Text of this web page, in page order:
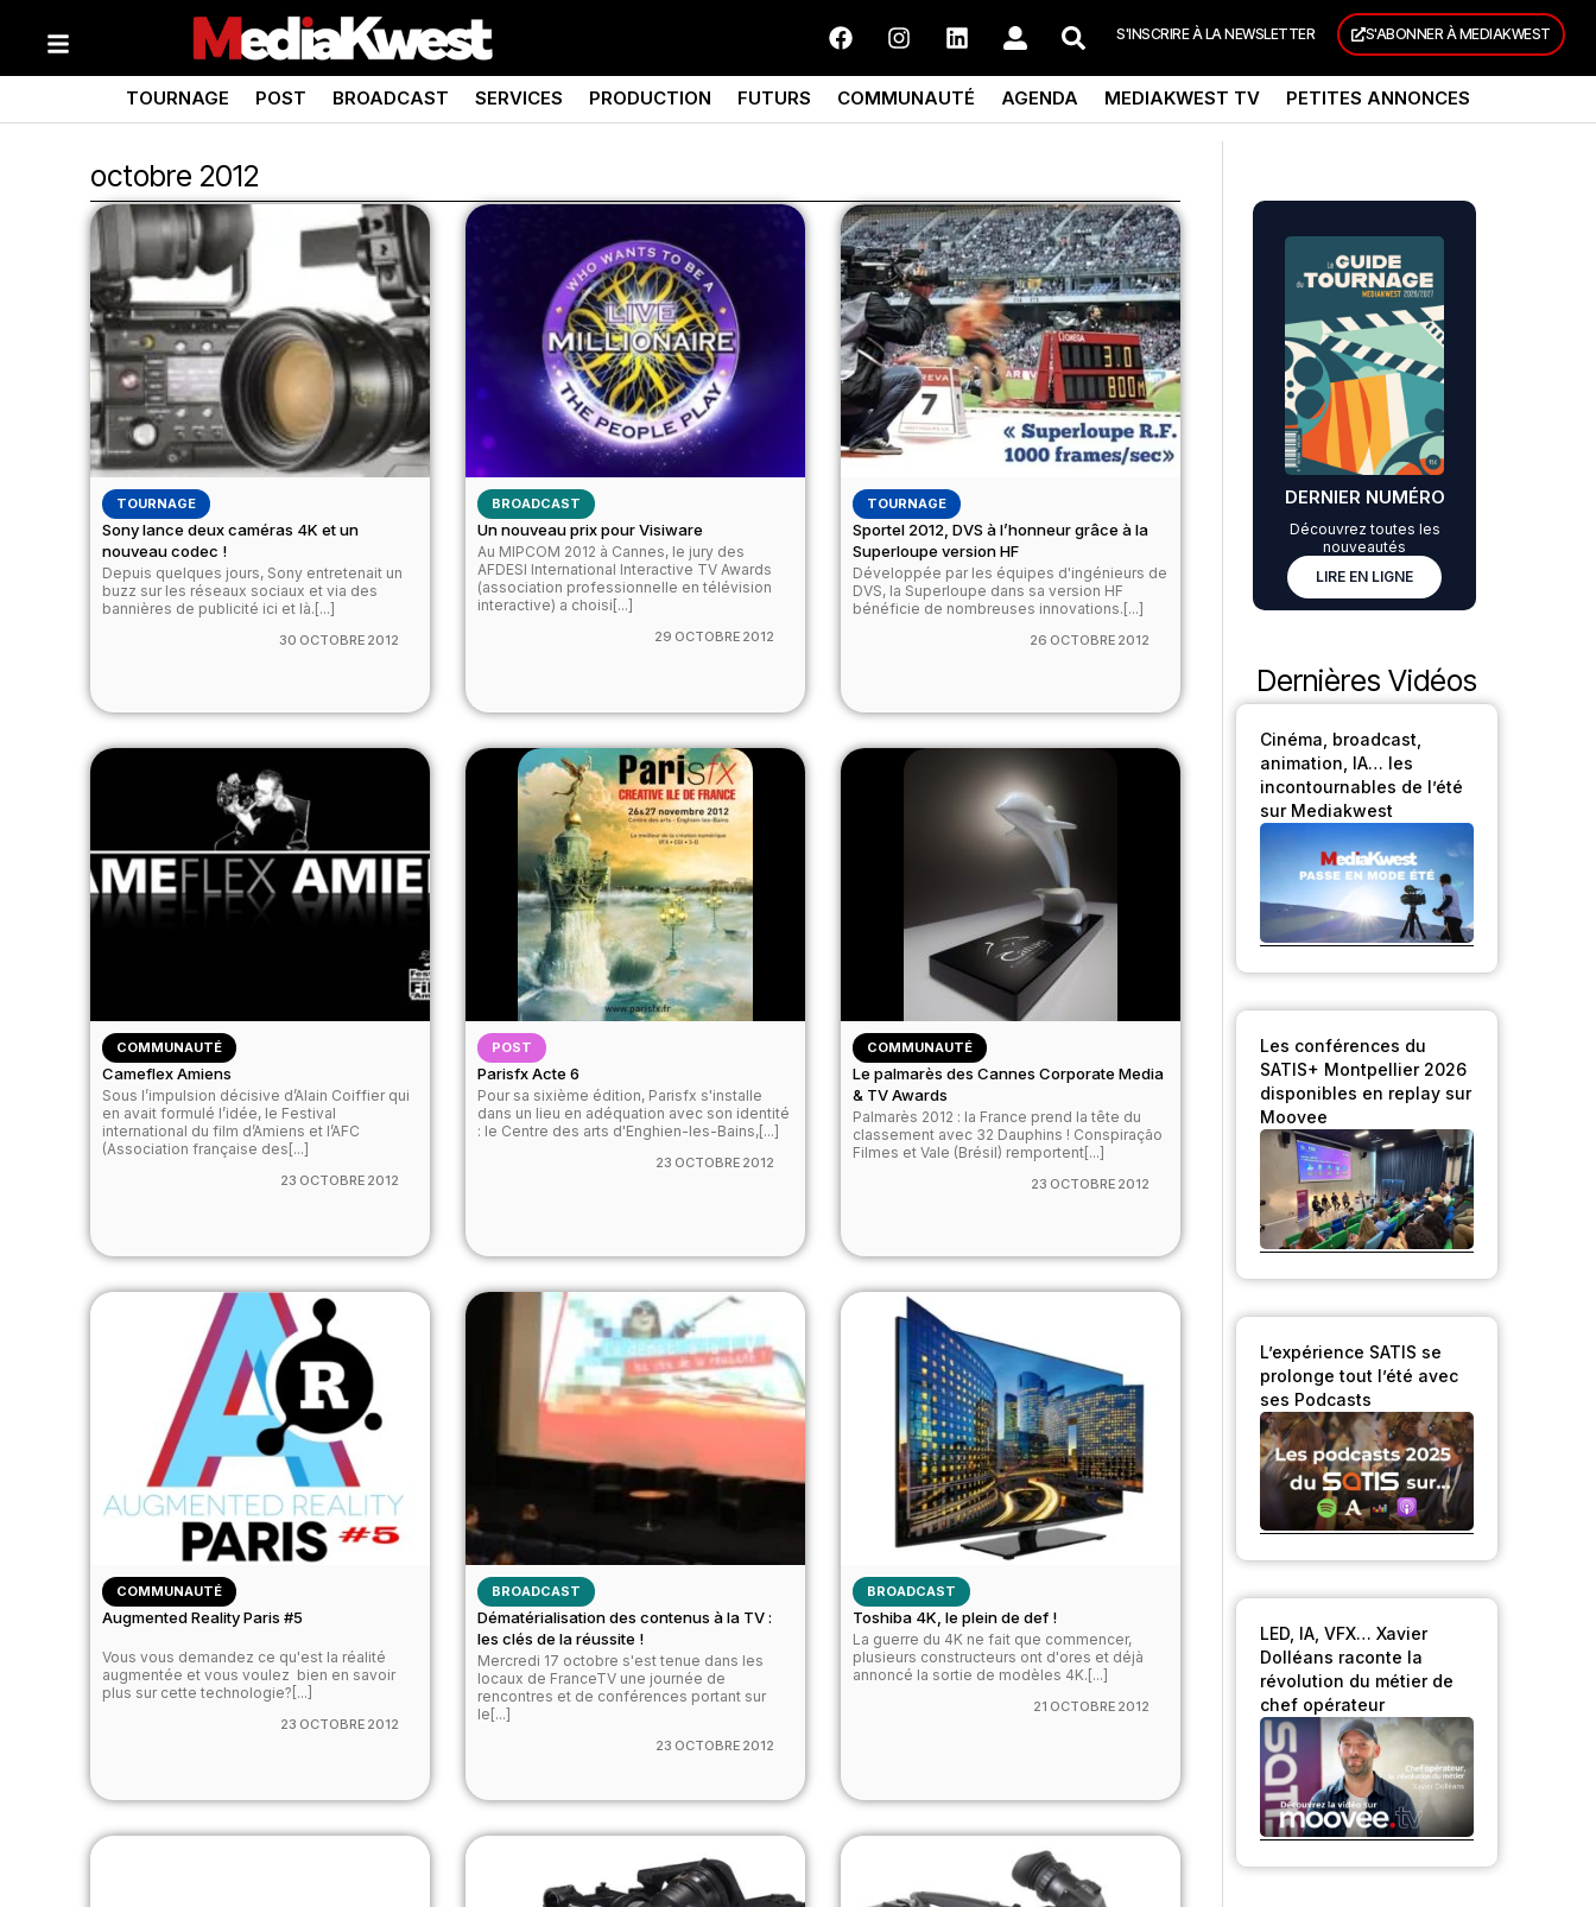
S'INSCRIRE À LA NEWSLETTER S'ABONNER À MEDIAKWEST
TOURNAGE POST BROADCAST SERVICES PRODUCTION FUTURS COMMUNAUTÉ AGENDA MEDIAKWEST TV PETITES ANNONCES
octobre 2012
TOURNAGE
Sony lance deux caméras 4K et un
nouveau codec !
Depuis quelques jours, Sony entretenait un
buzz sur les réseaux sociaux et via des
bannières de publicité ici et là.[...]
30 OCTOBRE 2012
BROADCAST
Un nouveau prix pour Visiware
Au MIPCOM 2012 à Cannes, le jury des
AFDESI International Interactive TV Awards
(association professionnelle en télévision
interactive) a choisi[...]
29 OCTOBRE 2012
TOURNAGE
Sportel 2012, DVS à l’honneur grâce à la
Superloupe version HF
Développée par les équipes d'ingénieurs de
DVS, la Superloupe dans sa version HF
bénéficie de nombreuses innovations.[...]
26 OCTOBRE 2012
COMMUNAUTÉ
Cameflex Amiens
Sous lʼimpulsion décisive dʼAlain Coiffier qui
en avait formulé lʼidée, le Festival
international du film dʼAmiens et lʼAFC
(Association française des[...]
23 OCTOBRE 2012
POST
Parisfx Acte 6
Pour sa sixième édition, Parisfx s'installe
dans un lieu en adéquation avec son identité
: le Centre des arts d'Enghien-les-Bains,[...]
23 OCTOBRE 2012
COMMUNAUTÉ
Le palmarès des Cannes Corporate Media
& TV Awards
Palmarès 2012 : la France prend la tête du
classement avec 32 Dauphins ! Conspiração
Filmes et Vale (Brésil) remportent[...]
23 OCTOBRE 2012
COMMUNAUTÉ
Augmented Reality Paris #5
Vous vous demandez ce qu'est la réalité
augmentée et vous voulez bien en savoir
plus sur cette technologie?[...]
23 OCTOBRE 2012
BROADCAST
Dématérialisation des contenus à la TV :
les clés de la réussite !
Mercredi 17 octobre s'est tenue dans les
locaux de FranceTV une journée de
rencontres et de conférences portant sur
le[...]
23 OCTOBRE 2012
BROADCAST
Toshiba 4K, le plein de def !
La guerre du 4K ne fait que commencer,
plusieurs constructeurs ont d'ores et déjà
annoncé la sortie de modèles 4K.[...]
21 OCTOBRE 2012
DERNIER NUMÉRO
Découvrez toutes les
nouveautés
LIRE EN LIGNE
Dernières Vidéos
Cinéma, broadcast,
animation, IA… les
incontournables de l’été
sur Mediakwest
Les conférences du
SATIS+ Montpellier 2026
disponibles en replay sur
Moovee
L’expérience SATIS se
prolonge tout l’été avec
ses Podcasts
LED, IA, VFX… Xavier
Dolléans raconte la
révolution du métier de
chef opérateur